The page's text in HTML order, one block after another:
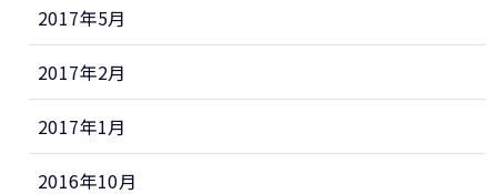
2017年5月
2017年2月
2017年1月
2016年10月